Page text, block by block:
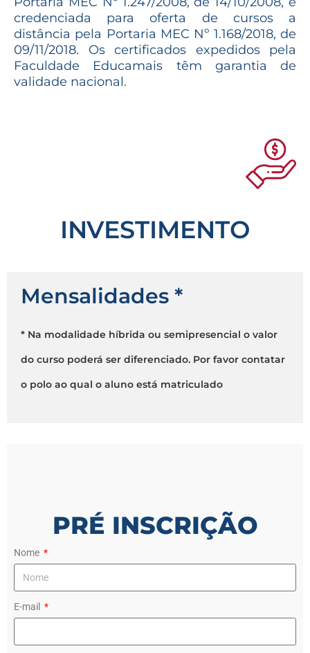
credenciada para oferta de cursos a
distância pela Portaria MEC Nº 1.168/2018, de
09/11/2018. Os certificados expedidos pela
Faculdade Educamais têm garantia de
validade nacional.
INVESTIMENTO
Mensalidades *
* Na modalidade híbrida ou semipresencial o valor
do curso poderá ser diferenciado. Por favor contatar
o polo ao qual o aluno está matriculado
PRÉ INSCRIÇÃO
Nome
E-mail